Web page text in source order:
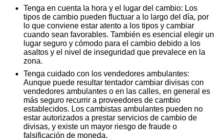
Tenga en cuenta la hora y el lugar del cambio: Los
tipos de cambio pueden fluctuar a lo largo del día, por
lo que conviene estar atento a los tipos y cambiar
cuando sean favorables. También es esencial elegir un
lugar seguro y cómodo para el cambio debido a los
asaltos y el nivel de inseguridad que prevalece en la
zona.
Tenga cuidado con los vendedores ambulantes:
Aunque puede resultar tentador cambiar divisas con
vendedores ambulantes o en las calles, en general es
más seguro recurrir a proveedores de cambio
establecidos. Los cambistas ambulantes pueden no
estar autorizados a prestar servicios de cambio de
divisas, y existe un mayor riesgo de fraude o
falsificación de moneda.